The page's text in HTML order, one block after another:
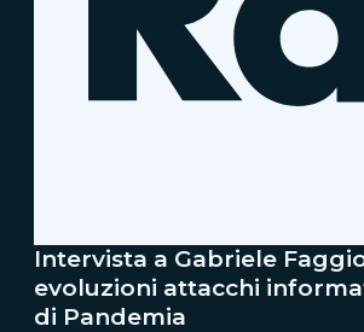
Intervista a Gabriele
evoluzioni attacchi
di Pandemia